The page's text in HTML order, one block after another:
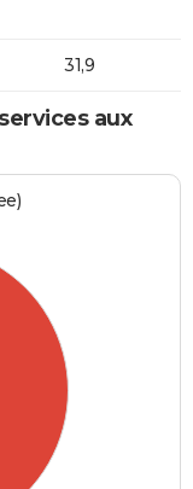
31,9
aux